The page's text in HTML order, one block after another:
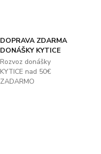
DOPRAVA ZDARMA
DONÁŠKY KYTICE
Rozvoz donášky
KYTICE nad 50€
ZADARMO